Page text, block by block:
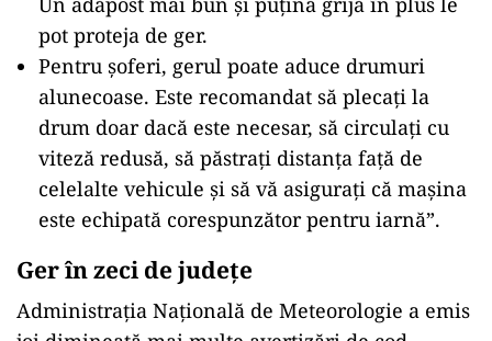
„Este o noapte în care e bine să rămâneți mai
mult la adăpost. Hainele groase, puse în
straturi, căciula și mănușile devin aliați de
încredere pentru oricine trebuie să iasă din
locuință.
În case, e important să aveți grijă la sursele
de încălzire și să vă asigurați că totul
funcționează în siguranță. Nu folosiți sobe cu
improvizații și nu adormiți cu focul aprins.
Animalele simt frigul la fel de aspru ca noi.
Un adăpost mai bun și puțină grijă în plus le